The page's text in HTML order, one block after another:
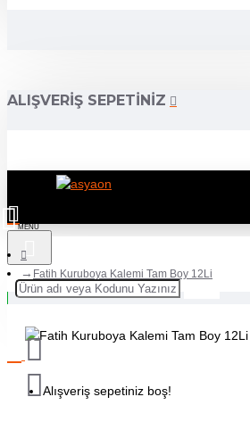
ALIŞVERIŞ SEPETINIZ
Alışveriş sepetiniz boş!
Fatih Kuruboya Kalemi Tam Boy 12Li